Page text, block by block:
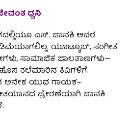
ಧ್ವನಿ
ಎಸ್. ಜಾನಕಿ ಅವರ
ಯೂಟ್ಯೂಬ್, ಸಂಗೀತ
ಸಾಮಾಜಿಕ ಜಾಲತಾಣಗಳು—
ಹೊಸ ತಲೆಮಾರಿನ ಕಿವಿಗಳಿಗೆ
ಅನೇಕ ಯುವ ಗಾಯಕ–
ಪ್ರೇರಣೆಯಾಗಿ ಜಾನಕಿ